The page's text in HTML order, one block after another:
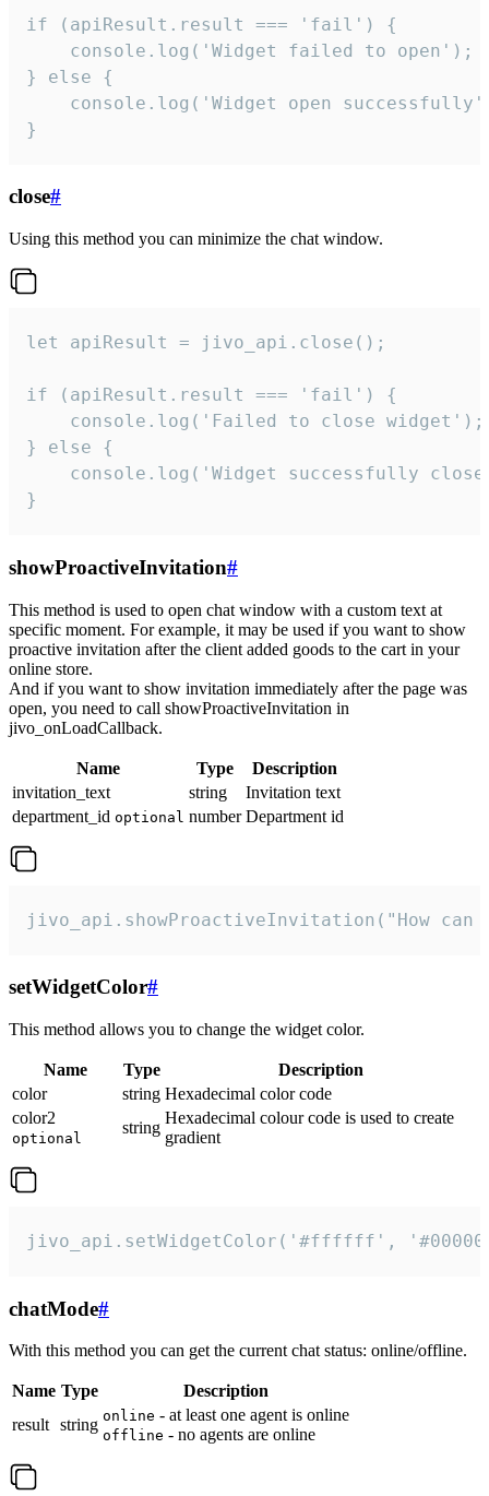
if (apiResult.result === 'fail') {
    console.log('Widget failed to open');
} else {
console.log('Widget open
}
close#
Using this method you can minimize the chat window.
let apiResult = jivo_api.close();
if (apiResult.result === 'fail') {
    console.log('Failed to close widget');
} else {
console.log('Widget successfully
}
showProactiveInvitation#
This method is used to open chat window with a custom text at
specific moment. For example, it may be used if you want to show
proactive invitation after the client added goods to the cart in your
online store.
And if you want to show invitation immediately after the page was
open, you need to call showProactiveInvitation in
jivo_onLoadCallback.
Name Type
Description
invitation_text
string
Invitation text
department_id optional number Department id
jivo_api.showProactiveInvitation("How
setWidgetColor#
This method allows you to change the widget color.
Name Type
Description
color
string Hexadecimal color code
color2
optional
string
Hexadecimal colour code is used to create
gradient
jivo_api.setWidgetColor('#ffffff',
chatMode#
With this method you can get the current chat status: online/offline.
Name Type
Description
result string online - at least one agent is online
offline - no agents are online